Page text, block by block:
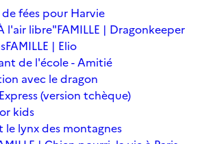
de fées pour Harvie
l'air libre"FAMILLE | Dragonkeeper
FAMILLE | Elio
de l'école - Amitié
avec le dragon
(version tchèque)
kids
le lynx des montagnes